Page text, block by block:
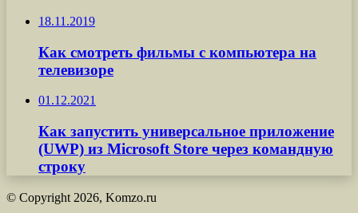
18.11.2019
Как смотреть фильмы с компьютера на
телевизоре
01.12.2021
Как запустить универсальное приложение
(UWP) из Microsoft Store через командную
строку
© Copyright 2026, Komzo.ru